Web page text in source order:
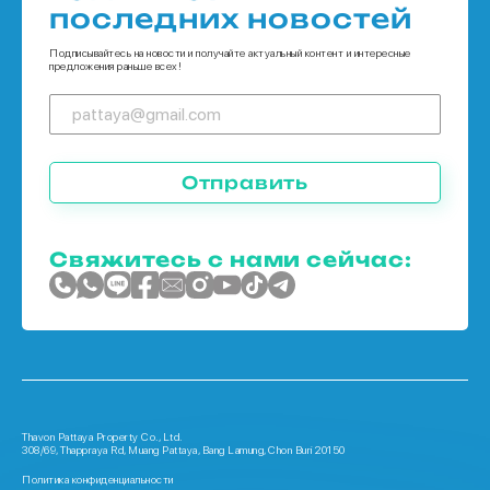
Дома в Пхукет
последних новостей
Подписывайтесь на новости и получайте актуальный контент и интересные
предложения раньше всех!
Отправить
Свяжитесь с нами сейчас:
Thavon Pattaya Property Co., Ltd.
308/69, Thappraya Rd, Muang Pattaya, Bang Lamung, Chon Buri 20150
Политика конфиденциальности